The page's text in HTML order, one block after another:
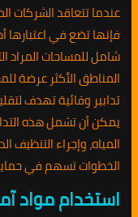
عندما تتعاقد الشركات
فإنها تضع في اعتبارها
شامل للمساحات المراد
المناطق الأكثر عرضة
تدابير وقائية تهدف
يمكن أن تشمل هذه
المياه، وإجراء التنظيف
الخطوات تسهم في
استخدام مواد